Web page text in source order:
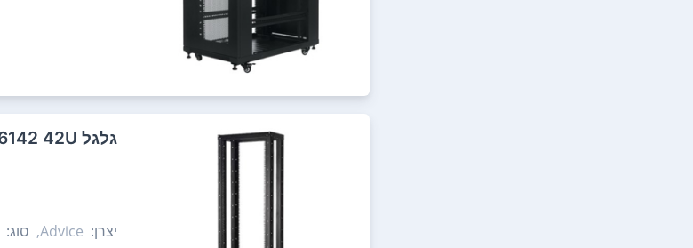
‏גלגל Advice ADG-4PO-6142 42U
יצרן: Advice, סוג: